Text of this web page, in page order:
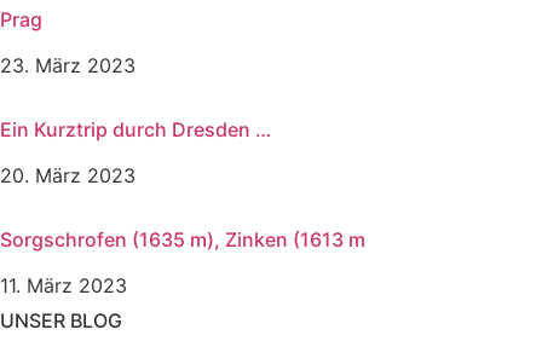
Prag
23. März 2023
Ein Kurztrip durch Dresden …
20. März 2023
Sorgschrofen (1635 m), Zinken (1613 m
11. März 2023
UNSER BLOG